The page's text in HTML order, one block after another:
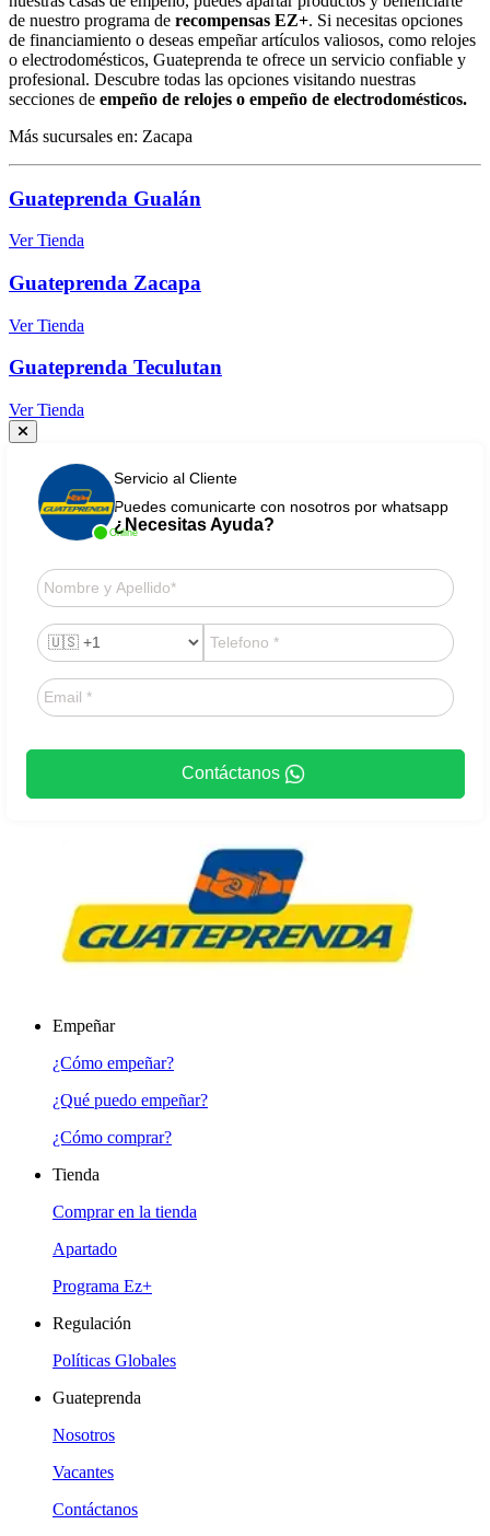
de nuestro programa de recompensas EZ+. Si necesitas opciones
de financiamiento o deseas empeñar artículos valiosos, como relojes
o electrodomésticos, Guateprenda te ofrece un servicio confiable y
profesional. Descubre todas las opciones visitando nuestras
secciones de empeño de relojes o empeño de electrodomésticos.
Más sucursales en: Zacapa
Guateprenda Gualán
Ver Tienda
Guateprenda Zacapa
Ver Tienda
Guateprenda Teculutan
Ver Tienda
Online
Servicio al Cliente
Puedes comunicarte con nosotros por whatsapp
¿Necesitas Ayuda?
Contáctanos
Empeñar
¿Cómo empeñar?
¿Qué puedo empeñar?
¿Cómo comprar?
Tienda
Comprar en la tienda
Apartado
Programa Ez+
Regulación
Políticas Globales
Guateprenda
Nosotros
Vacantes
Contáctanos